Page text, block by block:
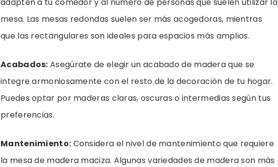
adapten a tu comedor y al número de personas que suelen utilizar la
mesa. Las mesas redondas suelen ser más acogedoras, mientras
que las rectangulares son ideales para espacios más amplios.
Acabados: Asegúrate de elegir un acabado de madera que se
integre armoniosamente con el resto de la decoración de tu hogar.
Puedes optar por maderas claras, oscuras o intermedias según tus
preferencias.
Mantenimiento: Considera el nivel de mantenimiento que requiere
la mesa de madera maciza. Algunas variedades de madera son más